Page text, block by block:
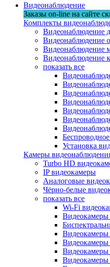
Видеонаблюдение
Заказы on-line на сaйте
Комплекты
Видеонаблюдение
Видеонаблюдение
Видеонаблюдение
Видеонаблюдение
показать все
Установка
Камеры
Turbo HD
IP видеокамеры
Аналоговые
Чёрно-белые
показать все
Wi-Fi
Видеокамеры